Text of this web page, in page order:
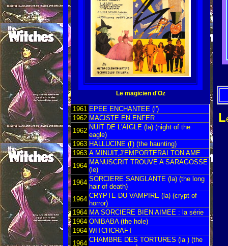
Le magicien d'Oz
1961 EPEE ENCHANTEE (l')
1962 MACISTE EN ENFER
1962 NUIT DE L'AIGLE (la) (night of the
eagle)
1963 HALLUCINE (l') (the haunting)
1963 A MINUIT,J'EMPORTERAI TON AME
1964 MANUSCRIT TROUVE A SARAGOSSE
(le)
1964 SORCIERE SANGLANTE (la) (the long
hair of death)
1964 CRYPTE DU VAMPIRE (la) (crypt of
horror)
1964 MA SORCIERE BIEN AIMEE : la série
1964 ONIBABA (the hole)
1964 WITCHCRAFT
1964 CHAMBRE DES TORTURES (la ) (the
L